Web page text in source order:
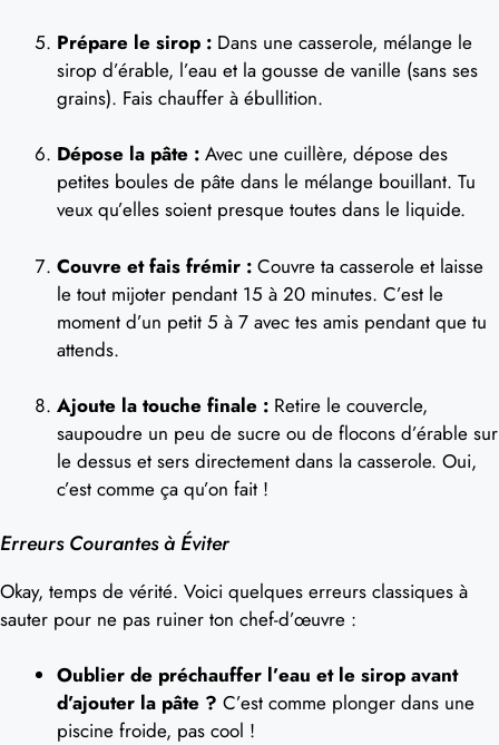
Prépare le sirop : Dans une casserole, mélange le
sirop d’érable, l’eau et la gousse de vanille (sans ses
grains). Fais chauffer à ébullition.
Dépose la pâte : Avec une cuillère, dépose des
petites boules de pâte dans le mélange bouillant. Tu
veux qu’elles soient presque toutes dans le liquide.
Couvre et fais frémir : Couvre ta casserole et laisse
le tout mijoter pendant 15 à 20 minutes. C’est le
moment d’un petit 5 à 7 avec tes amis pendant que tu
attends.
Ajoute la touche finale : Retire le couvercle,
saupoudre un peu de sucre ou de flocons d’érable sur
le dessus et sers directement dans la casserole. Oui,
c’est comme ça qu’on fait !
Erreurs Courantes à Éviter
Okay, temps de vérité. Voici quelques erreurs classiques à
sauter pour ne pas ruiner ton chef-d’œuvre :
Oublier de préchauffer l’eau et le sirop avant
d’ajouter la pâte ? C’est comme plonger dans une
piscine froide, pas cool !